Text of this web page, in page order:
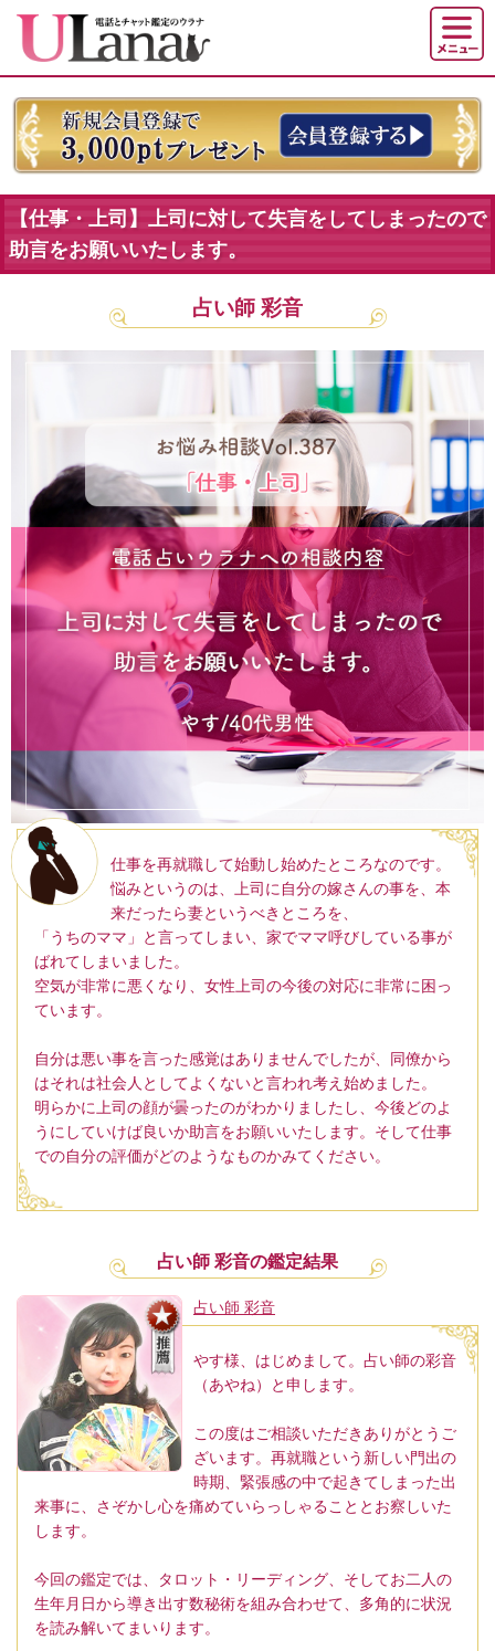
【仕事・上司】上司に対して失言をしてしまったので
助言をお願いいたします。
占い師 彩音
仕事を再就職して始動し始めたところなのです。
悩みというのは、上司に自分の嫁さんの事を、本
来だったら妻というべきところを、
「うちのママ」と言ってしまい、家でママ呼びしている事が
ばれてしまいました。
空気が非常に悪くなり、女性上司の今後の対応に非常に困っ
ています。
自分は悪い事を言った感覚はありませんでしたが、同僚から
はそれは社会人としてよくないと言われ考え始めました。
明らかに上司の顔が曇ったのがわかりましたし、今後どのよ
うにしていけば良いか助言をお願いいたします。そして仕事
での自分の評価がどのようなものかみてください。
占い師 彩音の鑑定結果
占い師 彩音
やす様、はじめまして。占い師の彩音
（あやね）と申します。
この度はご相談いただきありがとうご
ざいます。再就職という新しい門出の
時期、緊張感の中で起きてしまった出
来事に、さぞかし心を痛めていらっしゃることとお察しいた
します。
今回の鑑定では、タロット・リーディング、そしてお二人の
生年月日から導き出す数秘術を組み合わせて、多角的に状況
を読み解いてまいります。